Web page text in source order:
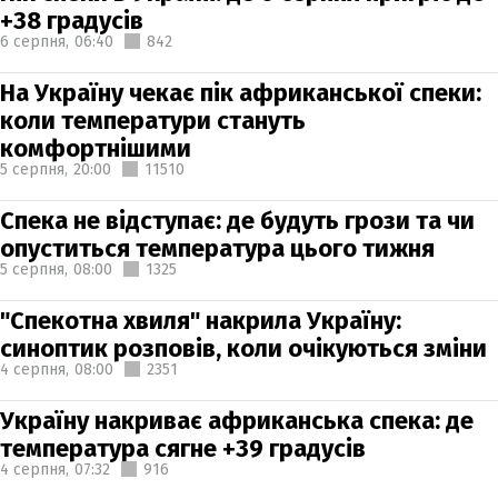
+38 градусів
6 серпня, 06:40 842
На Україну чекає пік африканської спеки:
коли температури стануть
комфортнішими
5 серпня, 20:00 11510
Спека не відступає: де будуть грози та чи
опуститься температура цього тижня
5 серпня, 08:00 1325
"Спекотна хвиля" накрила Україну:
синоптик розповів, коли очікуються зміни
4 серпня, 08:00 2351
Україну накриває африканська спека: де
температура сягне +39 градусів
4 серпня, 07:32 916